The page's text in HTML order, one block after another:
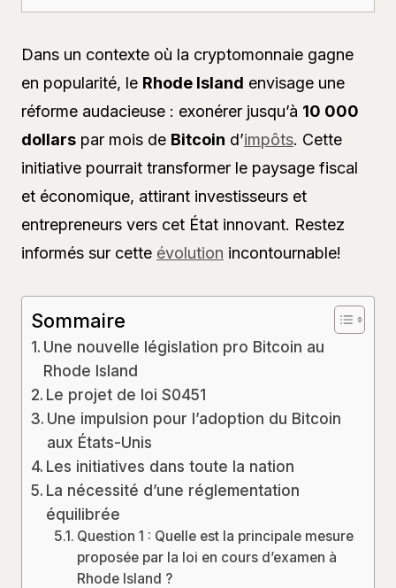
Dans un contexte où la cryptomonnaie gagne
en popularité, le Rhode Island envisage une
réforme audacieuse : exonérer jusqu’à 10 000
dollars par mois de Bitcoin d’impôts. Cette
initiative pourrait transformer le paysage fiscal
et économique, attirant investisseurs et
entrepreneurs vers cet État innovant. Restez
informés sur cette évolution incontournable!
Sommaire
Une nouvelle législation pro Bitcoin au
Rhode Island
Le projet de loi S0451
Une impulsion pour l’adoption du Bitcoin
aux États-Unis
Les initiatives dans toute la nation
La nécessité d’une réglementation
équilibrée
Question 1 : Quelle est la principale mesure
proposée par la loi en cours d’examen à
Rhode Island ?